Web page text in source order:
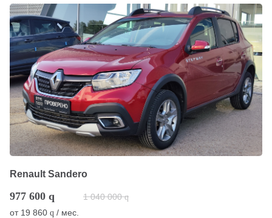
Renault Sandero
977 600 q 1 040 000 q
от 19 860 q / мес.